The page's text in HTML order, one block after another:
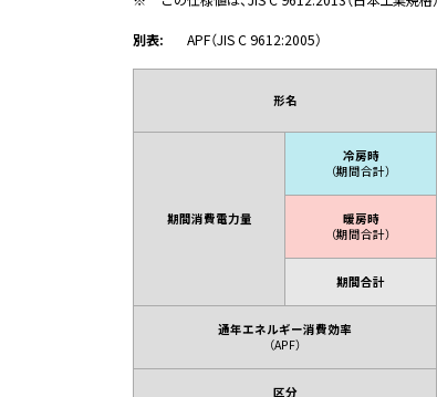
別表:
APF（JIS C 9612:2005）
形名
期間消費電力量
冷房時
（期間合計）
暖房時
（期間合計）
期間合計
通年エネルギー消費効率
（APF）
区分